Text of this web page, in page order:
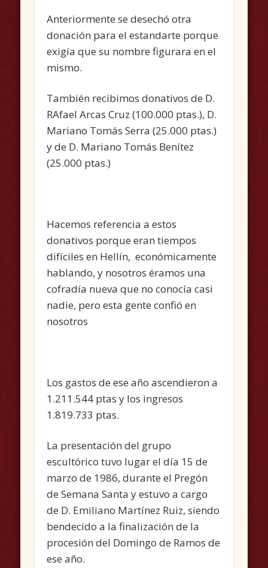
Anteriormente se desechó otra
donación para el estandarte porque
exigía que su nombre figurara en el
mismo.
También recibimos donativos de D.
RAfael Arcas Cruz (100.000 ptas.), D.
Mariano Tomás Serra (25.000 ptas.)
y de D. Mariano Tomás Benítez
(25.000 ptas.)
Hacemos referencia a estos
donativos porque eran tiempos
difíciles en Hellín, económicamente
hablando, y nosotros éramos una
cofradía nueva que no conocía casi
nadie, pero esta gente confió en
nosotros
Los gastos de ese año ascendieron a
1.211.544 ptas y los ingresos
1.819.733 ptas.
La presentación del grupo
escultórico tuvo lugar el día 15 de
marzo de 1986, durante el Pregón
de Semana Santa y estuvo a cargo
de D. Emiliano Martínez Ruiz, siendo
bendecido a la finalización de la
procesión del Domingo de Ramos de
ese año.